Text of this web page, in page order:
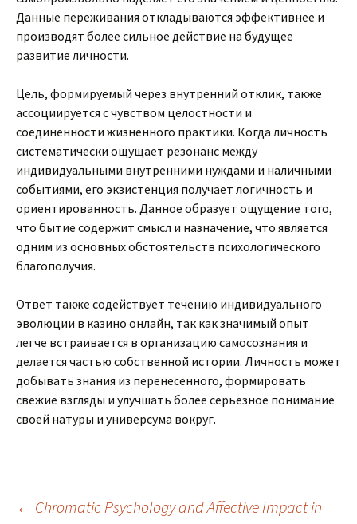
Данные переживания откладываются эффективнее и
производят более сильное действие на будущее
развитие личности.
Цель, формируемый через внутренний отклик, также
ассоциируется с чувством целостности и
соединенности жизненного практики. Когда личность
систематически ощущает резонанс между
индивидуальными внутренними нуждами и наличными
событиями, его экзистенция получает логичность и
ориентированность. Данное образует ощущение того,
что бытие содержит смысл и назначение, что является
одним из основных обстоятельств психологического
благополучия.
Ответ также содействует течению индивидуального
эволюции в казино онлайн, так как значимый опыт
легче встраивается в организацию самосознания и
делается частью собственной истории. Личность может
добывать знания из перенесенного, формировать
свежие взгляды и улучшать более серьезное понимание
своей натуры и универсума вокруг.
← Chromatic Psychology and Affective Impact in